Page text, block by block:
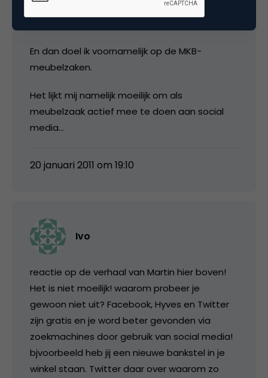
Is er iemand van mening dat de feiten uit dit
En dan doel ik voornamelijk op de MKB-
meubelzaken.
Het lijkt mij namelijk moeilijk om als
meubelzaak actief mee te doen aan social
media…
20 januari 2011 om 19:10
Ivo
reactie op de verhaal van Martin hier boven!
Het is niet moeilijk! waarom probeer je
gewoon niet uit? Facebook, Hyves en Twitter
zijn gratis en je word beter gevonden via
zoekmachines door gebruik van social media!
bjvoorbeeld heb jij een nieuwe bankstel in je
winkel staan. Twitter daar over waarom zo